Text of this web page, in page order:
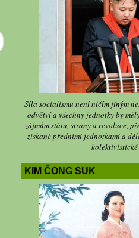
Síla socialismu není ničím jiným
odvětví a všechny jednotky by
zájmům státu, strany a revoluce,
získané předními jednotkami a
kolektivistické
KIM ČONG SUK